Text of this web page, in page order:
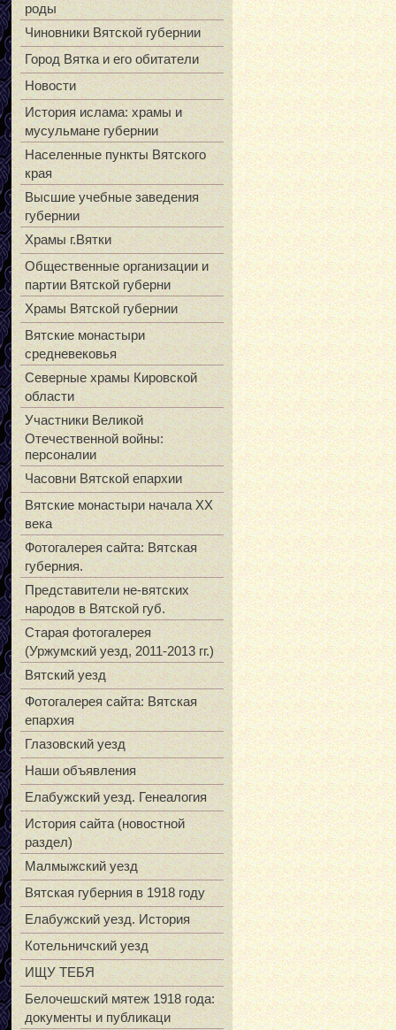
роды
Чиновники Вятской губернии
Город Вятка и его обитатели
Новости
История ислама: храмы и
мусульмане губернии
Населенные пункты Вятского
края
Высшие учебные заведения
губернии
Храмы г.Вятки
Общественные организации и
партии Вятской губерни
Храмы Вятской губернии
Вятские монастыри
средневековья
Северные храмы Кировской
области
Участники Великой
Отечественной войны:
персоналии
Часовни Вятской епархии
Вятские монастыри начала XX
века
Фотогалерея сайта: Вятская
губерния.
Представители не-вятских
народов в Вятской губ.
Старая фотогалерея
(Уржумский уезд, 2011-2013 гг.)
Вятский уезд
Фотогалерея сайта: Вятская
епархия
Глазовский уезд
Наши объявления
Елабужский уезд. Генеалогия
История сайта (новостной
раздел)
Малмыжский уезд
Вятская губерния в 1918 году
Елабужский уезд. История
Котельничский уезд
ИЩУ ТЕБЯ
Белочешский мятеж 1918 года:
документы и публикаци